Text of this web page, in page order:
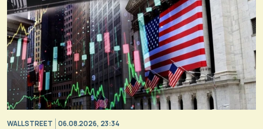
WALL STREET 06.08.2026, 23:34